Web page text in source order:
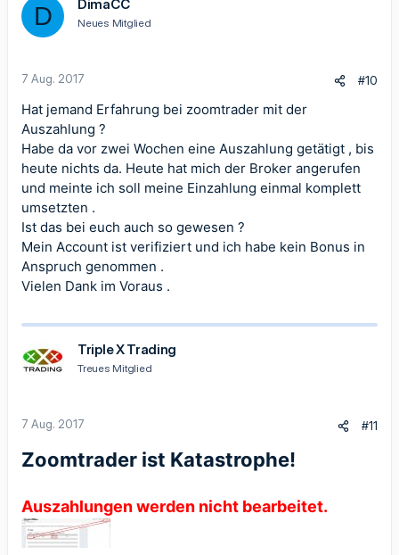
i
o
n
:
D DimaCC
Neues Mitglied
7 Aug. 2017 #10
Hat jemand Erfahrung bei zoomtrader mit der
Auszahlung ?
Habe da vor zwei Wochen eine Auszahlung getätigt , bis
heute nichts da. Heute hat mich der Broker angerufen
und meinte ich soll meine Einzahlung einmal komplett
umsetzten .
Ist das bei euch auch so gewesen ?
Mein Account ist verifiziert und ich habe kein Bonus in
Anspruch genommen .
Vielen Dank im Voraus .
Triple X Trading
Treues Mitglied
7 Aug. 2017 #11
Zoomtrader ist Katastrophe!
Auszahlungen werden nicht bearbeitet.